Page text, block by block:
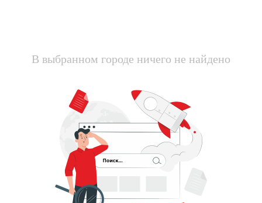
В выбранном городе ничего не найдено